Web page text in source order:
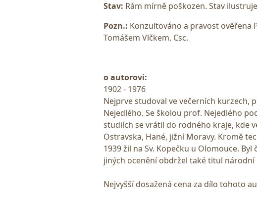
Stav: Rám mírně poškozen. Stav
Pozn.: Konzultováno a pravost ověřena
Tomášem Vlčkem, Csc.
o autorovi:
1902 - 1976
Nejprve studoval ve večerních kurzech,
Nejedlého. Se školou prof. Nejedlého
studiích se vrátil do rodného kraje, kde
Ostravska, Hané, jižní Moravy. Kromě
1939 žil na Sv. Kopečku u Olomouce.
jiných ocenění obdržel také titul národní
Nejvyšší dosažená cena za dílo tohoto